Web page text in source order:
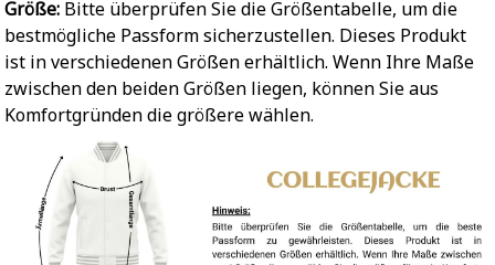
Größe: Bitte überprüfen Sie die Größentabelle, um die
bestmögliche Passform sicherzustellen. Dieses Produkt
ist in verschiedenen Größen erhältlich. Wenn Ihre Maße
zwischen den beiden Größen liegen, können Sie aus
Komfortgründen die größere wählen.